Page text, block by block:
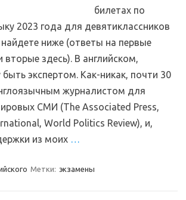
билетах по
2023 года для девятиклассников
ниже (ответы на первые
вторые здесь). В английском,
экспертом. Как-никак, почти 30
журналистом для
СМИ (The Associated Press,
World Politics Review), и,
из моих …
Метки: экзамены